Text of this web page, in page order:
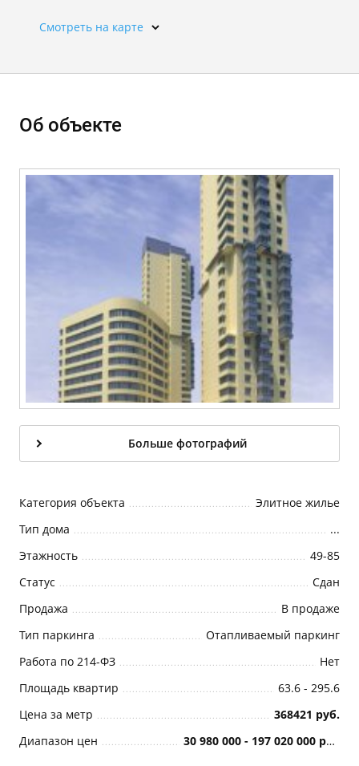
Смотреть на карте
Об объекте
Больше фотографий
Категория объекта
Элитное жилье
Тип дома
...
Этажность
49-85
Статус
Cдан
Продажа
В продаже
Тип паркинга
Отапливаемый паркинг
Работа по 214-ФЗ
Нет
Площадь квартир
63.6 - 295.6
Цена за метр
368421 руб.
Диапазон цен
30 980 000 - 197 020 000 руб.